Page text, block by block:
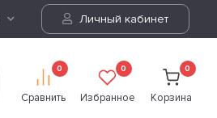
Личный кабинет
0
Сравнить
0
Избранное
0
Корзина